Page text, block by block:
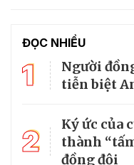
ĐỌC NHIỀU
1
Người
tiễn biệt
2
Ký ức của
thành
đồng đội